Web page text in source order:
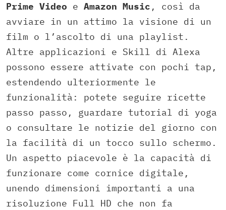
Prime Video e Amazon Music , così da
avviare in un attimo la visione di un
film o l’ascolto di una playlist.
Altre applicazioni e Skill di Alexa
possono essere attivate con pochi tap,
estendendo ulteriormente le
funzionalità: potete seguire ricette
passo passo, guardare tutorial di yoga
o consultare le notizie del giorno con
la facilità di un tocco sullo schermo.
Un aspetto piacevole è la capacità di
funzionare come cornice digitale,
unendo dimensioni importanti a una
risoluzione Full HD che non fa